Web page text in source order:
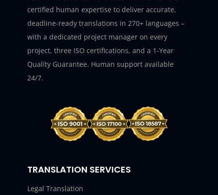
certified human expertise to deliver accurate,
deadline-ready translations in 270+ languages –
with a dedicated project manager on every
project, three ISO certifications, and a 1-Year
Quality Guarantee. Human support available
24/7.
TRANSLATION SERVICES
Legal Translation